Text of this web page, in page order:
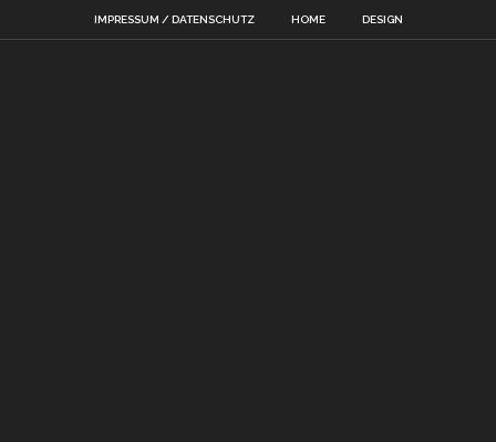
IMPRESSUM / DATENSCHUTZ HOME DESIGN